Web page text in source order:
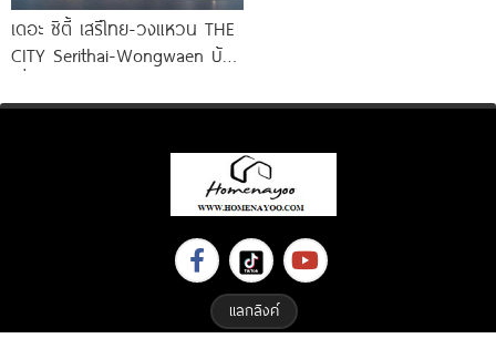
เดอะ ซิตี้ เสรีไทย-วงแหวน THE
CITY Serithai-Wongwaen บ้าน
แลกลิงค์